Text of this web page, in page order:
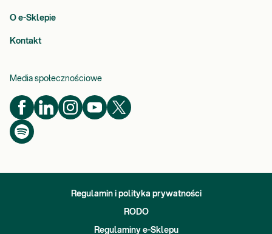
O e-Sklepie
Kontakt
Media społecznościowe
Regulamin i polityka prywatności
RODO
Regulaminy e-Sklepu